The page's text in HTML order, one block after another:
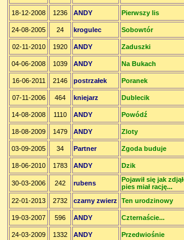
18-12-2008 1236 ANDY Pierwszy lis
24-08-2005 24 krogulec Sobowtór
02-11-2010 1920 ANDY Zaduszki
04-06-2008 1039 ANDY Na Bukach
16-06-2011 2146 postrzałek Poranek
07-11-2006 464 kniejarz Dublecik
14-08-2008 1110 ANDY Powódź
18-08-2009 1479 ANDY Zloty
03-09-2005 34 Partner Zgoda buduje
18-06-2010 1783 ANDY Dzik
30-03-2006 242 rubens
Pojawił się jak
pies miał rację...
22-01-2013
2732 czarny zwierz Ten urodzinowy
19-03-2007 596 ANDY Czternaście...
24-03-2009 1332 ANDY Przedwiośnie